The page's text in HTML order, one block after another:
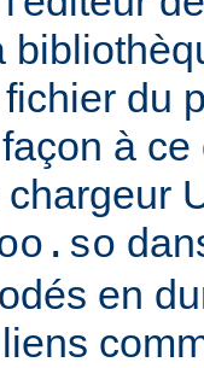
du
à
en